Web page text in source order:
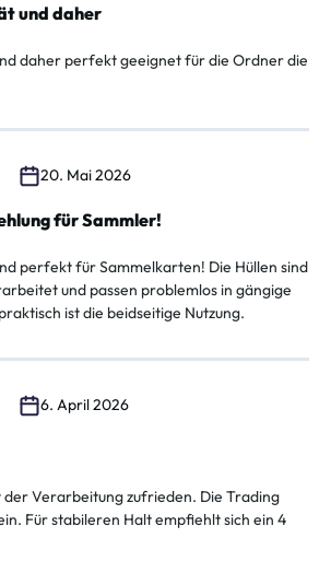
und daher
daher perfekt geeignet für die Ordner die
20. Mai 2026
für Sammler!
perfekt für Sammelkarten! Die Hüllen sind
und passen problemlos in gängige
ist die beidseitige Nutzung.
6. April 2026
der Verarbeitung zufrieden. Die Trading
Für stabileren Halt empfiehlt sich ein 4